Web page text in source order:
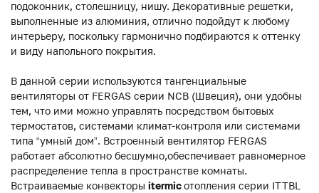
подоконник, столешницу, нишу. Декоративные решетки,
выполненные из алюминия, отлично подойдут к любому
интерьеру, поскольку гармонично подбираются к оттенку
и виду напольного покрытия.
В данной серии используются тангенциальные
вентиляторы от FERGAS серии NCB (Швеция), они удобны
тем, что ими можно управлять посредством бытовых
термостатов, системами климат-контроля или системами
типа “умный дом”. Встроенный вентилятор FERGAS
работает абсолютно бесшумно,обеспечивает равномерное
распределение тепла в пространстве комнаты.
Встраиваемые конвекторы itermicотопления серии ITTBL